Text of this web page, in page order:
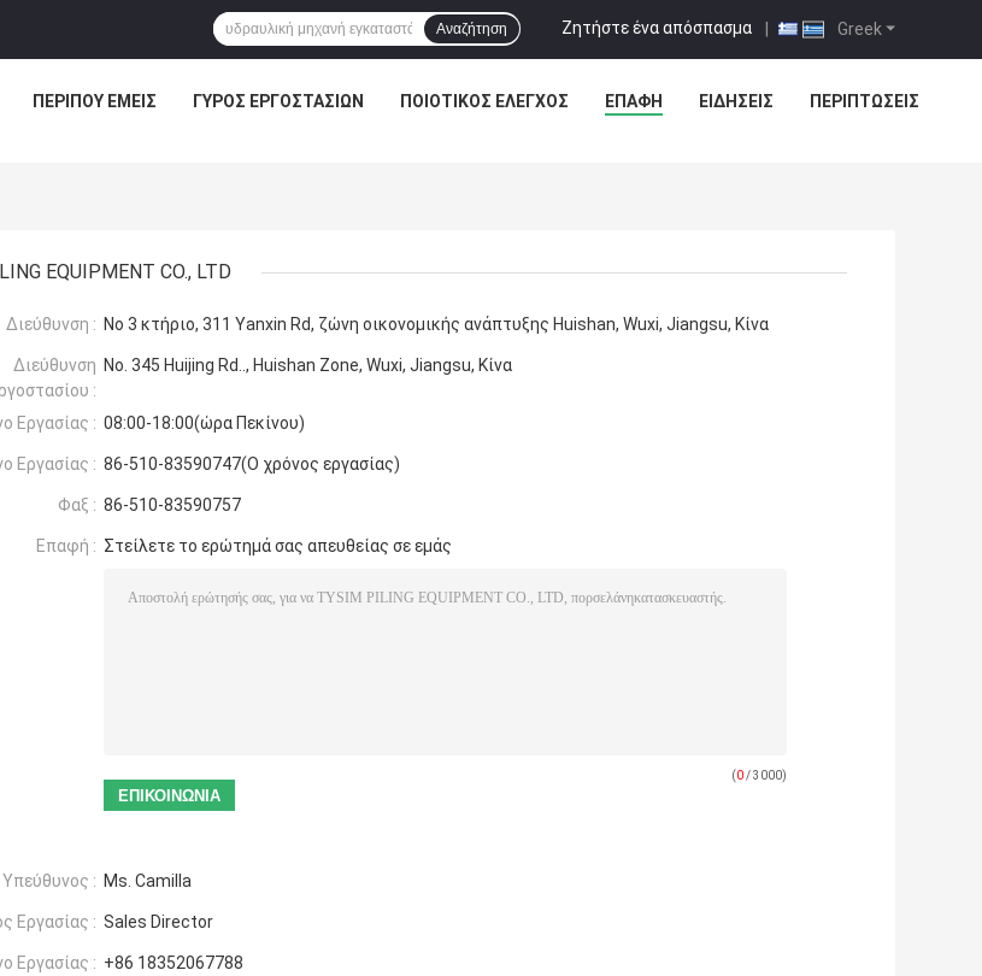
Greek
Ζητήστε ένα απόσπασμα |
Αναζήτηση
ΠΕΡΊΠΟΥ ΕΜΕΊΣ ΓΎΡΟΣ ΕΡΓΟΣΤΑΣΊΩΝ ΠΟΙΟΤΙΚΌΣ ΈΛΕΓΧΟΣ ΕΠΑΦΉ ΕΙΔΗΣΕΙΣ ΠΕΡΙΠΤΏΣΕΙΣ
EQUIPMENT CO., LTD
Διεύθυνση : Νο 3 κτήριο, 311 Yanxin Rd, ζώνη οικονομικής ανάπτυξης Huishan, Wuxi, Jiangsu, Κίνα
Διεύθυνση
:
No. 345 Huijing Rd.., Huishan Zone, Wuxi, Jiangsu, Κίνα
Εργασίας : 08:00-18:00(ώρα Πεκίνου)
Εργασίας : 86-510-83590747(Ο χρόνος εργασίας)
Φαξ : 86-510-83590757
Επαφή : Στείλετε το ερώτημά σας απευθείας σε εμάς
(0/ 3000)
Υπεύθυνος : Ms. Camilla
Εργασίας : Sales Director
Εργασίας : +86 18352067788